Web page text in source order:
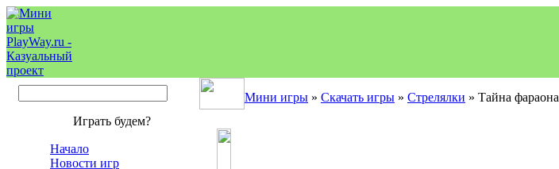
Мини игры » Скачать игры » Стрелялки » Тайна фараона
Играть будем?
Начало
Новости игр